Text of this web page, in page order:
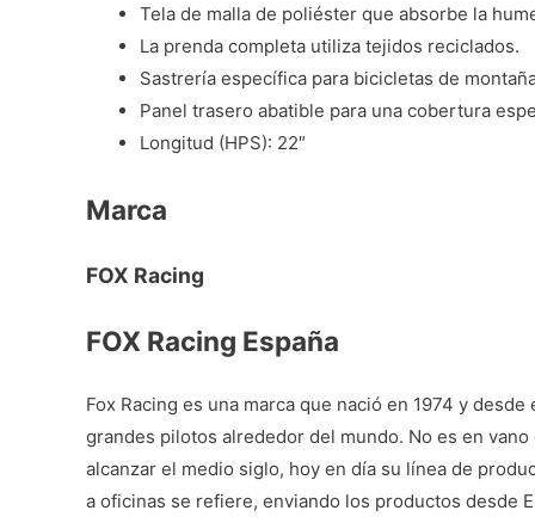
Tela de malla de poliéster que absorbe la
La prenda completa utiliza tejidos reciclados.
Sastrería específica para bicicletas de
Panel trasero abatible para una cobertura
Longitud (HPS): 22″
Marca
FOX Racing
FOX Racing España
Fox Racing es una marca que nació en 1974 y
grandes pilotos alrededor del mundo. No es en
alcanzar el medio siglo, hoy en día su línea de
a oficinas se refiere, enviando los productos desde